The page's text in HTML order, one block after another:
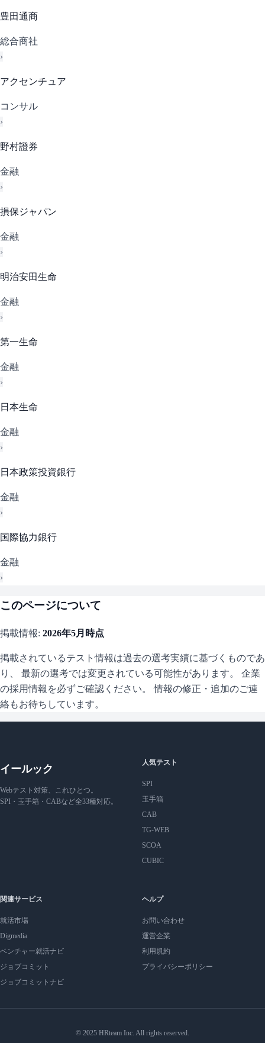
豊田通商
総合商社
›
アクセンチュア
コンサル
›
野村證券
金融
›
損保ジャパン
金融
›
明治安田生命
金融
›
第一生命
金融
›
日本生命
金融
›
日本政策投資銀行
金融
›
国際協力銀行
金融
›
このページについて
掲載情報: 2026年5月 時点
掲載されているテスト情報は過去の選考実績に基づくものであ
り、 最新の選考では変更されている可能性があります。 企業
の採用情報を必ずご確認ください。 情報の修正・追加のご連
絡もお待ちしています。
イールック
Webテスト対策、これひとつ。
SPI・玉手箱・CABなど全33種対応。
人気テスト
SPI
玉手箱
CAB
TG-WEB
SCOA
CUBIC
関連サービス
就活市場
Digmedia
ベンチャー就活ナビ
ジョブコミット
ジョブコミットナビ
ヘルプ
お問い合わせ
運営企業
利用規約
プライバシーポリシー
© 2025 HRteam Inc. All rights reserved.